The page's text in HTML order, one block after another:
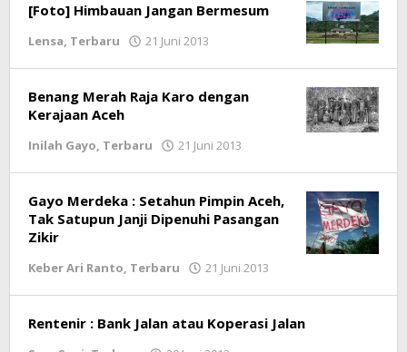
[Foto] Himbauan Jangan Bermesum
Lensa, Terbaru 21 Juni 2013
Benang Merah Raja Karo dengan
Kerajaan Aceh
Inilah Gayo, Terbaru 21 Juni 2013
Gayo Merdeka : Setahun Pimpin Aceh,
Tak Satupun Janji Dipenuhi Pasangan
Zikir
Keber Ari Ranto, Terbaru 21 Juni 2013
Rentenir : Bank Jalan atau Koperasi Jalan